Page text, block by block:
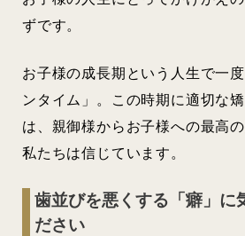
ずです。
お子様の成長期という人生で一
ンタイム」。この時期に適切な
は、親御様からお子様への最高
私たちは信じています。
歯並びを悪くする「癖」に
ださい